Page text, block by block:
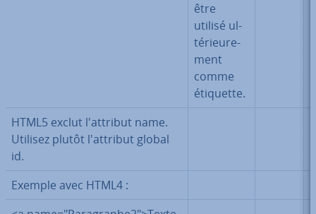
être
utilisé ul­
té­rieu­re­
ment
comme
étiquette.
HTML5 exclut l'at­tri­but name.
Utilisez plutôt l'at­tri­but global
id.
Exemple avec HTML4 :